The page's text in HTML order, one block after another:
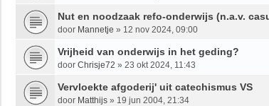
Nut en noodzaak refo-onderwijs (n.a.v.
door Mannetje » 12 nov 2024, 09:00
Vrijheid van onderwijs in het geding?
door Chrisje72 » 23 okt 2024, 11:43
Vervloekte afgoderij' uit catechismus VS
door Matthijs » 19 jun 2004, 21:34